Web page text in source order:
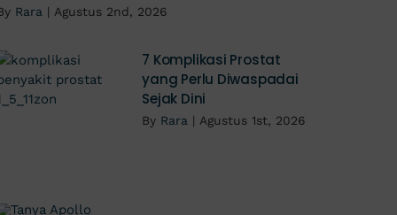
Rara | Agustus 2nd, 2026
7 Komplikasi Prostat
yang Perlu Diwaspadai
Sejak Dini
By Rara | Agustus 1st, 2026